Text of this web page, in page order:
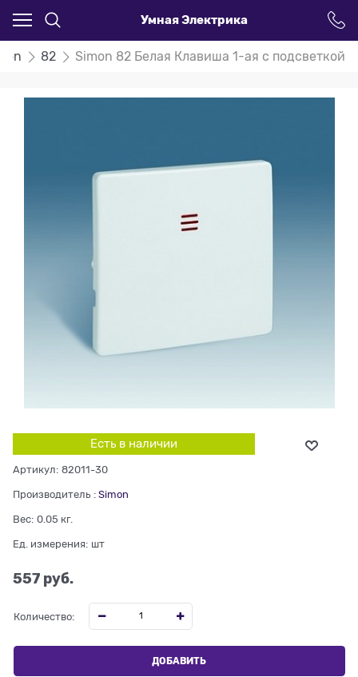
Умная Электрика
82 Simon 82 Белая Клавиша 1-ая с подсветкой
Есть в наличии
Артикул: 82011-30
Производитель : Simon
Вес: 0.05 кг.
Ед. измерения: шт
557 руб.
Количество:
ДОБАВИТЬ